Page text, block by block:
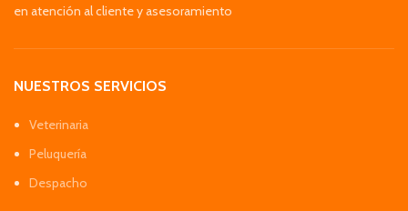
en atención al cliente y asesoramiento
NUESTROS SERVICIOS
Veterinaria
Peluquería
Despacho